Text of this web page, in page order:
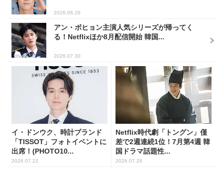
2026.06.26
アン・ボヒョン主演人気シリーズが帰ってく
る！Netflixほか8月配信開始 韓国...
2026.07.30
イ・ドンウク、時計ブランド
「TISSOT」フォトイベントに
出席！(PHOTO10...
2026.07.22
Netflix時代劇「トングン」僅
差で2週連続1位！7月第4週 韓
国ドラマ話題性...
2026.07.29